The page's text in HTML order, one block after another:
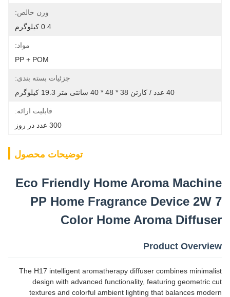
وزن خالص:
0.4 کیلوگرم
مواد:
PP + POM
جزئیات بسته بندی:
40 عدد / کارتن 38 * 48 * 40 سانتی متر 19.3 کیلوگرم
قابلیت ارائه:
300 عدد در روز
توضیحات محصول
Eco Friendly Home Aroma Machine
PP Home Fragrance Device 2W 7
Color Home Aroma Diffuser
Product Overview
The H17 intelligent aromatherapy diffuser combines minimalist
design with advanced functionality, featuring geometric cut
textures and colorful ambient lighting that balances modern